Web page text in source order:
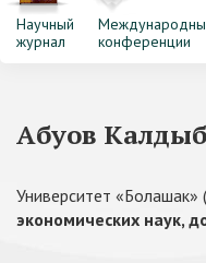
Научный
журнал
конференции
Абуов
Университет «Болашак»
экономических наук,